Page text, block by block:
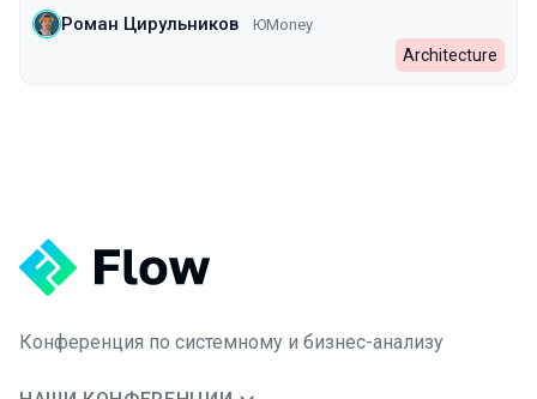
Роман Цирульников ЮMoney
Architecture
Конференция по системному и бизнес-анализу